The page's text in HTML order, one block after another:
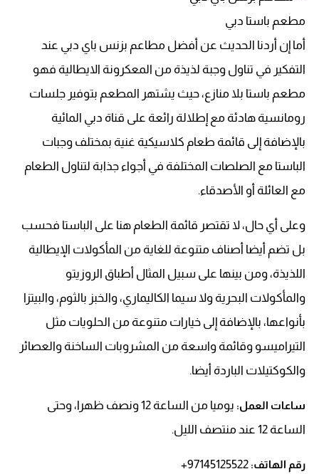
مطعم باستا دبي
أما إن أردنا الحديث عن أفضل مطاعم بزنس باي دبي عند
التفكير في تناول وجبة لذيذة من المعكرونة الايطالية فهو
مطعم باستا بلا منازع، حيث يشتهر المطعم بتوفير جلسات
رومانسية هادئة مع إطلالة رائعة على قناة دبي المائية
بالإضافة إلى قائمة طعام كلاسيكية غنية بمختلف وجبات
الباستا مع الصلصات المختلفة في أجواء جذابة لتناول الطعام
مع العائلة أو الأصدقاء.
وعلى أي حال، لا تقتصر قائمة الطعام هنا على الباستا فحسب
بل تضم أيضا أصناف متنوعة للغاية من المأكولات الإيطالية
اللذيذة، ومن بينها على سبيل المثال أطباق الروزيتو
والمأكولات البحرية ولا سيما الكاليماري، والخبز بالثوم، والبيتزا
بأنواعها، بالإضافة إلى خيارات متنوعة من الحلويات مثل
التيراميسو وقائمة واسعة من المشروبات الساخنة والعصائر
والكوكتيلات الباردة أيضا.
ساعات العمل:
يوميا من الساعة 12 ونصف ظهرا، وحتى
الساعة 12 عند منتصف الليل.
رقم الهاتف: